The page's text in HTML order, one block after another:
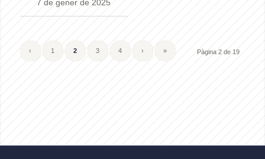
7 de gener de 2025
Pàgina 2 de 19
‹ 1 2 3 4 › »